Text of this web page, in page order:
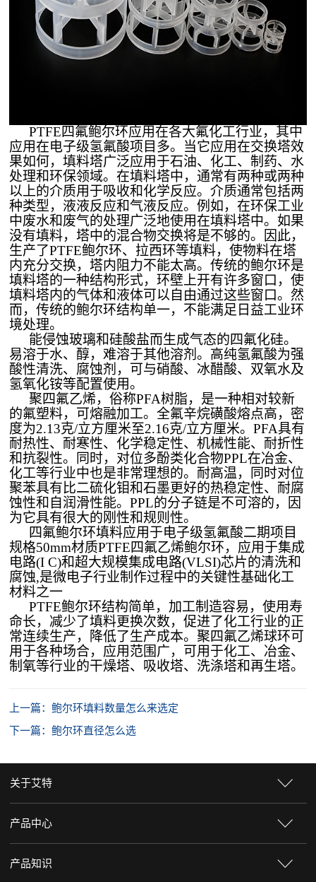
PTFE四氟鲍尔环应用在各大氟化工行业，其中
应用在电子级氢氟酸项目多。当它应用在交换塔效
果如何，填料塔广泛应用于石油、化工、制药、水
处理和环保领域。在填料塔中，通常有两种或两种
以上的介质用于吸收和化学反应。介质通常包括两
种类型，液液反应和气液反应。例如，在环保工业
中废水和废气的处理广泛地使用在填料塔中。如果
没有填料，塔中的混合物交换将是不够的。因此，
生产了PTFE鲍尔环、拉西环等填料，使物料在塔
内充分交换，塔内阻力不能太高。传统的鲍尔环是
填料塔的一种结构形式，环壁上开有许多窗口，使
填料塔内的气体和液体可以自由通过这些窗口。然
而，传统的鲍尔环结构单一，不能满足日益工业环
境处理。
能侵蚀玻璃和硅酸盐而生成气态的四氟化硅。
易溶于水、醇，难溶于其他溶剂。高纯氢氟酸为强
酸性清洗、腐蚀剂，可与硝酸、冰醋酸、双氧水及
氢氧化铵等配置使用。
聚四氟乙烯，俗称PFA树脂，是一种相对较新
的氟塑料，可熔融加工。全氟辛烷磺酸熔点高，密
度为2.13克/立方厘米至2.16克/立方厘米。PFA具有
耐热性、耐寒性、化学稳定性、机械性能、耐折性
和抗裂性。同时，对位多酚类化合物PPL在冶金、
化工等行业中也是非常理想的。耐高温，同时对位
聚苯具有比二硫化钼和石墨更好的热稳定性、耐腐
蚀性和自润滑性能。PPL的分子链是不可溶的，因
为它具有很大的刚性和规则性。
四氟鲍尔环填料应用于电子级氢氟酸二期项目
规格50mm材质PTFE四氟乙烯鲍尔环，应用于集成
电路(I C)和超大规模集成电路(VLSI)芯片的清洗和
腐蚀,是微电子行业制作过程中的关键性基础化工
材料之一
PTFE鲍尔环结构简单，加工制造容易，使用寿
命长，减少了填料更换次数，促进了化工行业的正
常连续生产，降低了生产成本。聚四氟乙烯球环可
用于各种场合，应用范围广，可用于化工、冶金、
制氧等行业的干燥塔、吸收塔、洗涤塔和再生塔。
上一篇：鲍尔环填料数量怎么来选定
下一篇：鲍尔环直径怎么选
关于艾特
产品中心
产品知识